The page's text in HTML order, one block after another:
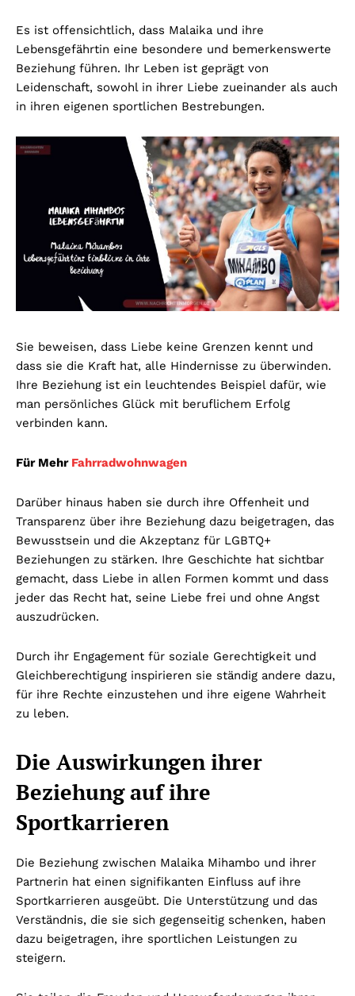
Es ist offensichtlich, dass Malaika und ihre
Lebensgefährtin eine besondere und bemerkenswerte
Beziehung führen. Ihr Leben ist geprägt von
Leidenschaft, sowohl in ihrer Liebe zueinander als auch
in ihren eigenen sportlichen Bestrebungen.
Sie beweisen, dass Liebe keine Grenzen kennt und
dass sie die Kraft hat, alle Hindernisse zu überwinden.
Ihre Beziehung ist ein leuchtendes Beispiel dafür, wie
man persönliches Glück mit beruflichem Erfolg
verbinden kann.
Für Mehr Fahrradwohnwagen
Darüber hinaus haben sie durch ihre Offenheit und
Transparenz über ihre Beziehung dazu beigetragen, das
Bewusstsein und die Akzeptanz für LGBTQ+
Beziehungen zu stärken. Ihre Geschichte hat sichtbar
gemacht, dass Liebe in allen Formen kommt und dass
jeder das Recht hat, seine Liebe frei und ohne Angst
auszudrücken.
Durch ihr Engagement für soziale Gerechtigkeit und
Gleichberechtigung inspirieren sie ständig andere dazu,
für ihre Rechte einzustehen und ihre eigene Wahrheit
zu leben.
Die Auswirkungen ihrer
Beziehung auf ihre
Sportkarrieren
Die Beziehung zwischen Malaika Mihambo und ihrer
Partnerin hat einen signifikanten Einfluss auf ihre
Sportkarrieren ausgeübt. Die Unterstützung und das
Verständnis, die sie sich gegenseitig schenken, haben
dazu beigetragen, ihre sportlichen Leistungen zu
steigern.